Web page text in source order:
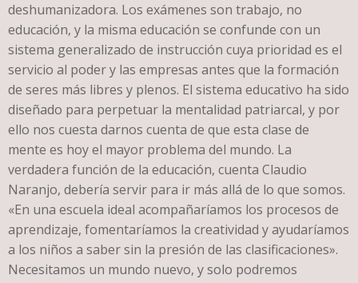
deshumanizadora. Los exámenes son trabajo, no
educación, y la misma educación se confunde con un
sistema generalizado de instrucción cuya prioridad es el
servicio al poder y las empresas antes que la formación
de seres más libres y plenos. El sistema educativo ha sido
diseñado para perpetuar la mentalidad patriarcal, y por
ello nos cuesta darnos cuenta de que esta clase de
mente es hoy el mayor problema del mundo. La
verdadera función de la educación, cuenta Claudio
Naranjo, debería servir para ir más allá de lo que somos.
«En una escuela ideal acompañaríamos los procesos de
aprendizaje, fomentaríamos la creatividad y ayudaríamos
a los niños a saber sin la presión de las clasificaciones».
Necesitamos un mundo nuevo, y solo podremos